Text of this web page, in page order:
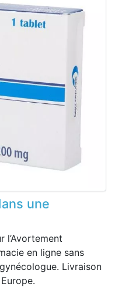
une
l’Avortement
en ligne sans
Livraison